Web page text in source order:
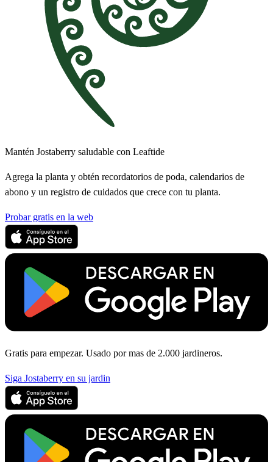
Mantén Jostaberry saludable con Leaftide
Agrega la planta y obtén recordatorios de poda, calendarios de
abono y un registro de cuidados que crece con tu planta.
Probar gratis en la web
Gratis para empezar. Usado por mas de 2.000 jardineros.
Siga Jostaberry en su jardin